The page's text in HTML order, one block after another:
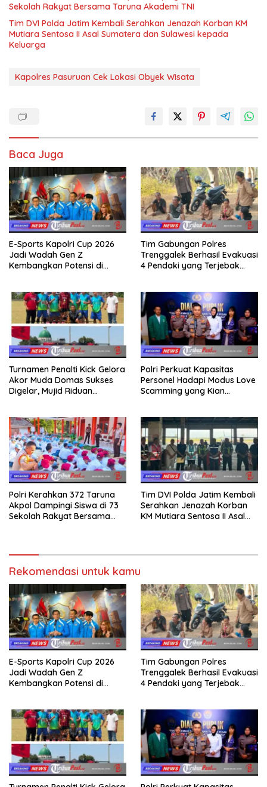
Sekolah Rakyat Bersama Taruna Akademi TNI
Tim DVI Polda Jatim Kembali Serahkan Jenazah Korban KM
Mutiara Sentosa II Asal Sumatera dan Sulawesi kepada
Keluarga
Kapolres Pasuruan Cek Lokasi Obyek Wisata
Baca Juga
E-Sports Kapolri Cup 2026
Jadi Wadah Gen Z
Kembangkan Potensi di
Tim Gabungan Polres
Trenggalek Berhasil Evakuasi
4 Pendaki yang Terjebak
Turnamen Penalti Kick Gelora
Akor Muda Domas Sukses
Digelar, Mujid Riduan
Polri Perkuat Kapasitas
Personel Hadapi Modus Love
Scamming yang Kian
Polri Kerahkan 372 Taruna
Akpol Dampingi Siswa di 73
Sekolah Rakyat Bersama
Tim DVI Polda Jatim Kembali
Serahkan Jenazah Korban
KM Mutiara Sentosa II Asal
Rekomendasi untuk kamu
E-Sports Kapolri Cup 2026
Jadi Wadah Gen Z
Kembangkan Potensi di
Tim Gabungan Polres
Trenggalek Berhasil Evakuasi
4 Pendaki yang Terjebak